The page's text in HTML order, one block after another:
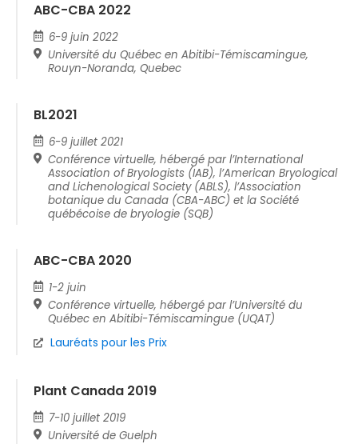
ABC-CBA 2022
6-9 juin 2022
Université du Québec en Abitibi-Témiscamingue,
Rouyn-Noranda, Quebec
BL2021
6-9 juillet 2021
Conférence virtuelle, hébergé par l’International
Association of Bryologists (IAB), l’American Bryological
and Lichenological Society (ABLS), l’Association
botanique du Canada (CBA-ABC) et la Société
québécoise de bryologie (SQB)
ABC-CBA 2020
1-2 juin
Conférence virtuelle, hébergé par l’Université du
Québec en Abitibi-Témiscamingue (UQAT)
Lauréats pour les Prix
Plant Canada 2019
7-10 juillet 2019
Université de Guelph